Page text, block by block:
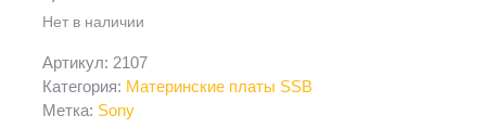
Нет в наличии
Артикул: 2107
Категория: Материнские платы SSB
Метка: Sony